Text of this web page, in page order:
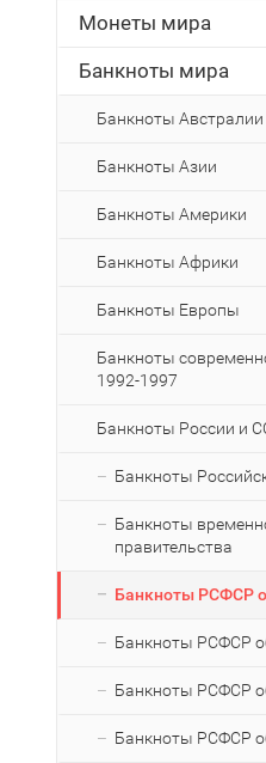
Монеты мира
Банкноты мира
Банкноты Австралии
Банкноты Азии
Банкноты Америки
Банкноты Африки
Банкноты Европы
Банкноты
1992-1997
Банкноты России и
Банкноты
Банкноты
правительства
Банкноты РСФСР
Банкноты РСФСР
Банкноты РСФСР
Банкноты РСФСР